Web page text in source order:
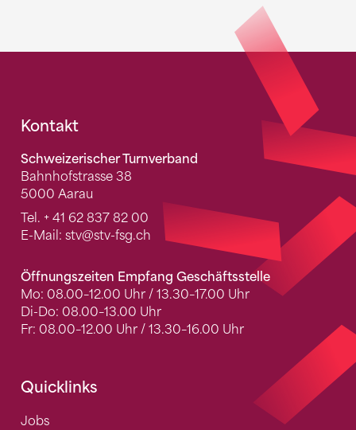
Fusszeile
Kontakt
Schweizerischer Turnverband
Bahnhofstrasse 38
5000 Aarau
Tel. + 41 62 837 82 00
E-Mail: stv@stv-fsg.ch
Öffnungszeiten Empfang Geschäftsstelle
Mo: 08.00–12.00 Uhr / 13.30–17.00 Uhr
Di-Do: 08.00–13.00 Uhr
Fr: 08.00–12.00 Uhr / 13.30–16.00 Uhr
Quicklinks
Jobs